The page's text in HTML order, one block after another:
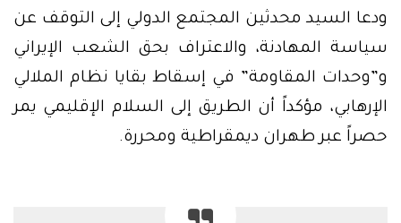
ودعا السيد محدثين المجتمع الدولي إلى التوقف عن
سياسة المهادنة، والاعتراف بحق الشعب الإيراني
و”وحدات المقاومة” في إسقاط بقايا نظام الملالي
الإرهابي، مؤكداً أن الطريق إلى السلام الإقليمي يمر
حصراً عبر طهران ديمقراطية ومحررة.